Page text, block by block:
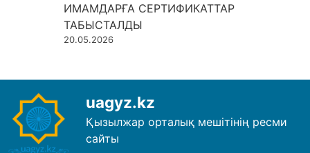
ИМАМДАРҒА СЕРТИФИКАТТАР
ТАБЫСТАЛДЫ
20.05.2026
uagyz.kz
Қызылжар орталық мешітінің ресми
сайты